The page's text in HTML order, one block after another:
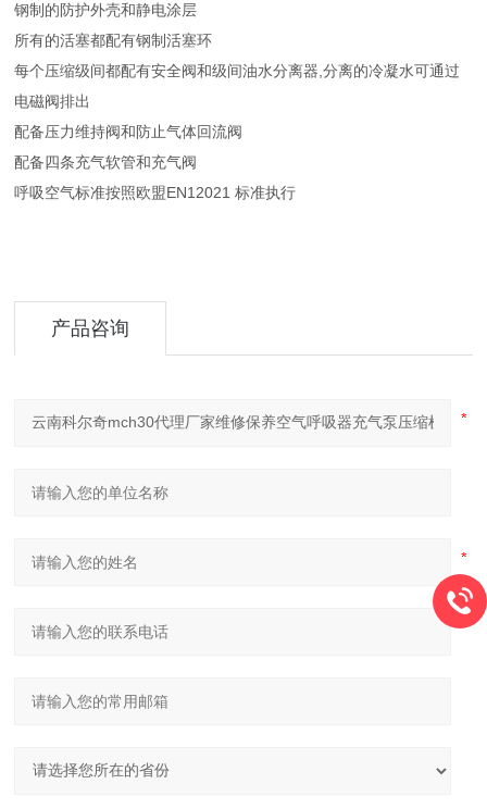
钢制的防护外壳和静电涂层
所有的活塞都配有钢制活塞环
每个压缩级间都配有安全阀和级间油水分离器,分离的冷凝水可通过
电磁阀排出
配备压力维持阀和防止气体回流阀
配备四条充气软管和充气阀
呼吸空气标准按照欧盟EN12021 标准执行
产品咨询